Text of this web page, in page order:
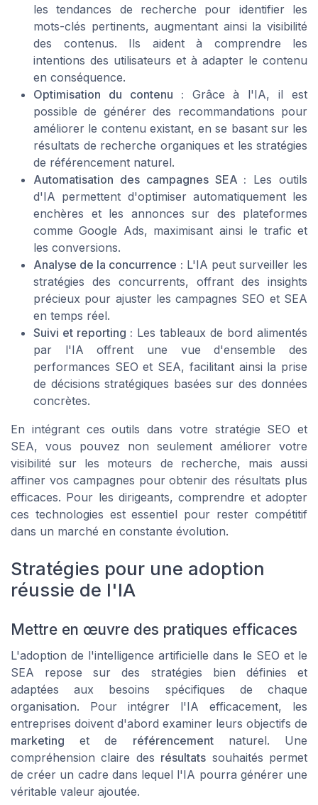
les tendances de recherche pour identifier les
mots-clés pertinents, augmentant ainsi la visibilité
des contenus. Ils aident à comprendre les
intentions des utilisateurs et à adapter le contenu
en conséquence.
Optimisation du contenu : Grâce à l'IA, il est
possible de générer des recommandations pour
améliorer le contenu existant, en se basant sur les
résultats de recherche organiques et les stratégies
de référencement naturel.
Automatisation des campagnes SEA : Les outils
d'IA permettent d'optimiser automatiquement les
enchères et les annonces sur des plateformes
comme Google Ads, maximisant ainsi le trafic et
les conversions.
Analyse de la concurrence : L'IA peut surveiller les
stratégies des concurrents, offrant des insights
précieux pour ajuster les campagnes SEO et SEA
en temps réel.
Suivi et reporting : Les tableaux de bord alimentés
par l'IA offrent une vue d'ensemble des
performances SEO et SEA, facilitant ainsi la prise
de décisions stratégiques basées sur des données
concrètes.
En intégrant ces outils dans votre stratégie SEO et
SEA, vous pouvez non seulement améliorer votre
visibilité sur les moteurs de recherche, mais aussi
affiner vos campagnes pour obtenir des résultats plus
efficaces. Pour les dirigeants, comprendre et adopter
ces technologies est essentiel pour rester compétitif
dans un marché en constante évolution.
Stratégies pour une adoption
réussie de l'IA
Mettre en œuvre des pratiques efficaces
L'adoption de l'intelligence artificielle dans le SEO et le
SEA repose sur des stratégies bien définies et
adaptées aux besoins spécifiques de chaque
organisation. Pour intégrer l'IA efficacement, les
entreprises doivent d'abord examiner leurs objectifs de
marketing et de référencementnaturel. Une
compréhension claire des résultats souhaités permet
de créer un cadre dans lequel l'IA pourra générer une
véritable valeur ajoutée.